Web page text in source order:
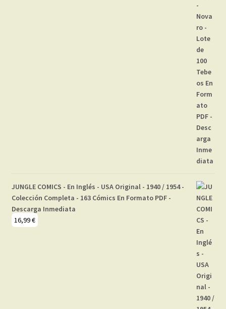
JUNGLE COMICS - En Inglés - USA Original - 1940 / 1954 -
Colección Completa - 163 Cómics En Formato PDF -
Descarga Inmediata
16,99€